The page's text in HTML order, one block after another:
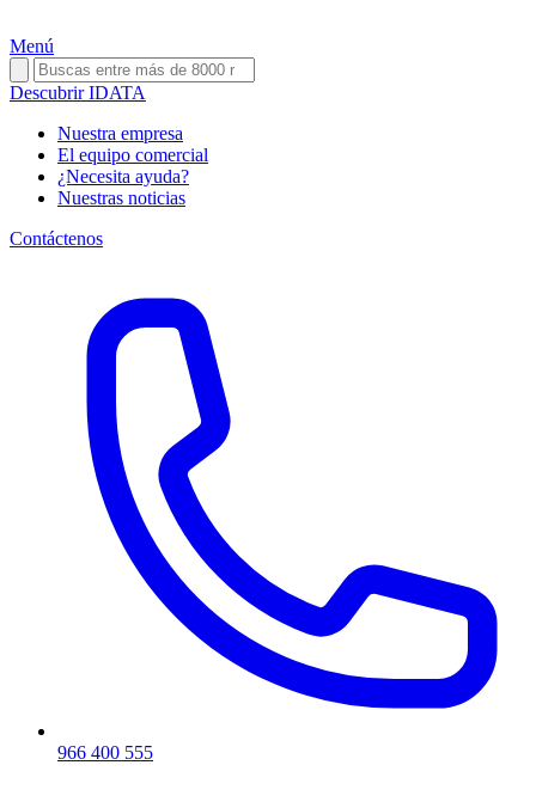
Menú
Descubrir IDATA
Nuestra empresa
El equipo comercial
¿Necesita ayuda?
Nuestras noticias
Contáctenos
966 400 555